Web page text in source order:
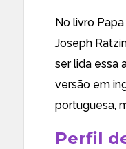
No livro
Joseph
ser lida essa
versão em
portuguesa,
Perfil